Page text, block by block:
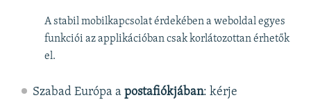
A stabil mobilkapcsolat érdekében a weboldal egyes
funkciói az applikációban csak korlátozottan érhetők
el.
Szabad Európa a postafiókjában: kérje